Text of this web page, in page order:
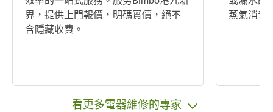
界，提供上門報價，明碼實價，絕不
含隱藏收費。
蒸氣消毒
看更多電器維修的專家